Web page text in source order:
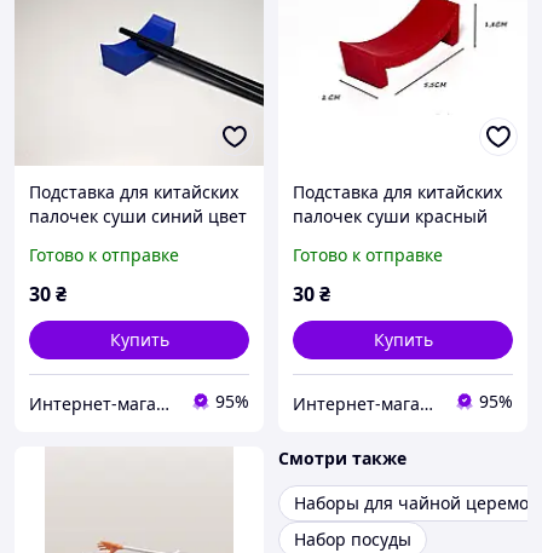
Подставка для китайских
палочек суши синий цвет
Готово к отправке
30₴
Купить
Интернет-магазин "Флокси" 95%
Подставка для китайских
палочек суши красный
арочная
Готово к отправке
30₴
Купить
Интернет-магазин "Флокси" 95%
Смотри также
Наборы для чайной
Набор посуды